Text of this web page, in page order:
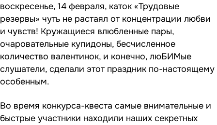
воскресенье, 14 февраля, каток «Трудовые
резервы» чуть не растаял от концентрации любви
и чувств! Кружащиеся влюбленные пары,
очаровательные купидоны, бесчисленное
количество валентинок, и конечно, люБИМые
слушатели, сделали этот праздник по-настоящему
особенным.
Во время конкурса-квеста самые внимательные и
быстрые участники находили наших секретных